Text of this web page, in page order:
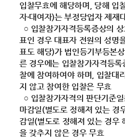
입찰무효에 해당하며, 당해 입
자·대여자)는 부정당업자 제재
○ 입찰참가자격등록증상의
표인 경우 대표자 전원의 성명
표도 해당)가 법인등기부등본
른 경우에는 입찰참가자격등
찰에 참여하여야 하며, 입찰대
지 않고 참여한 입찰은 무효
○ 입찰참가자격의 판단기준
마감일(별도로 정해져 있는 경
감일(별도로 정해져 있는 경우
을 갖추지 않은 경우 무효